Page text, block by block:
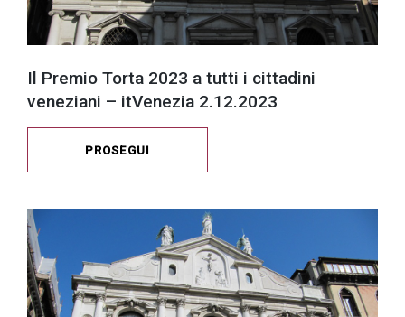
Il Premio Torta 2023 a tutti i cittadini
veneziani – itVenezia 2.12.2023
PROSEGUI